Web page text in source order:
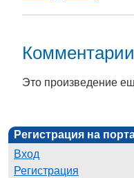
Это произведение
Регистрация на
Вход
Регистрация